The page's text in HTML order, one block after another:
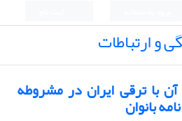
و ارتباطات
با ترقی ایران در مشروطه
بانوان